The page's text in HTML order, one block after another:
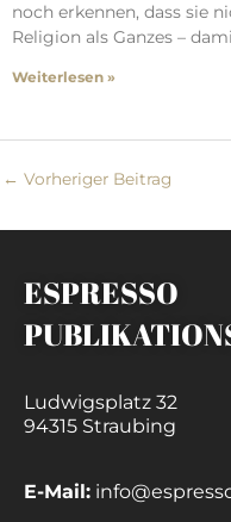
noch erkennen, dass sie
Religion als Ganzes –
Weiterlesen »
← Vorheriger Beitrag
ESPRESSO
Ludwigsplatz 32
94315 Straubing
E-Mail: